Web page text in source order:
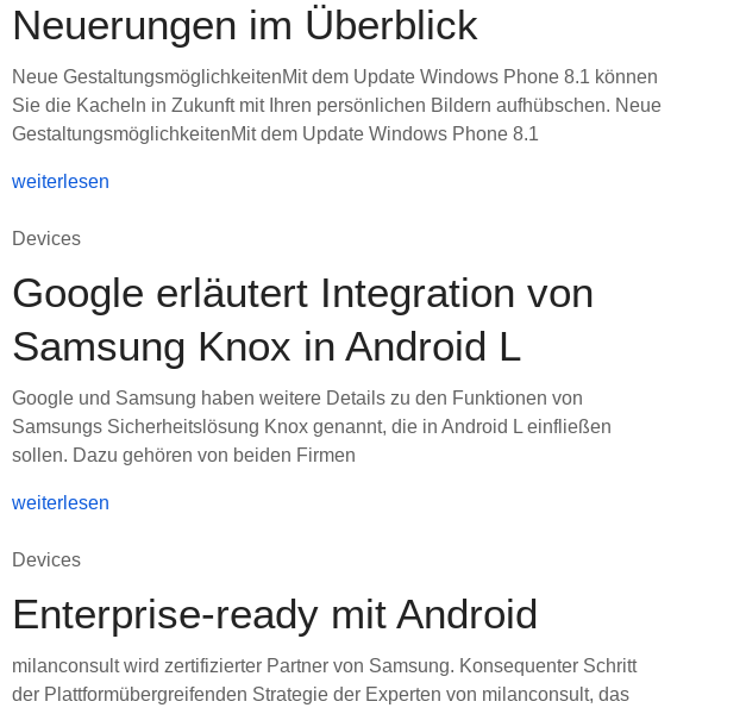
Neuerungen im Überblick
Neue GestaltungsmöglichkeitenMit dem Update Windows Phone 8.1 können
Sie die Kacheln in Zukunft mit Ihren persönlichen Bildern aufhübschen. Neue
GestaltungsmöglichkeitenMit dem Update Windows Phone 8.1
weiterlesen
Devices
Google erläutert Integration von
Samsung Knox in Android L
Google und Samsung haben weitere Details zu den Funktionen von
Samsungs Sicherheitslösung Knox genannt, die in Android L einfließen
sollen. Dazu gehören von beiden Firmen
weiterlesen
Devices
Enterprise-ready mit Android
milanconsult wird zertifizierter Partner von Samsung. Konsequenter Schritt
der Plattformübergreifenden Strategie der Experten von milanconsult, das